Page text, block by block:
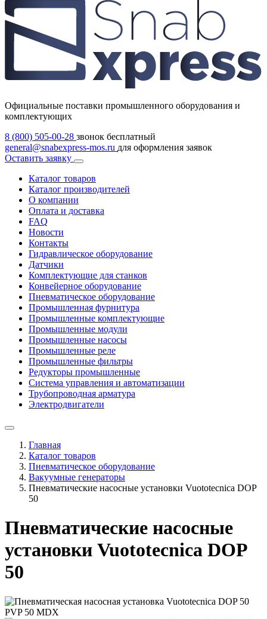
Официальные поставки промышленного оборудования и
комплектующих
8 (800) 505-00-28 звонок бесплатный
general@snabexpress-mos.ru для оформления заявок
Оставить заявку
Каталог товаров
Каталог производителей
О компании
Оплата и доставка
FAQ
Новости
Контакты
Гидравлическое оборудование
Датчики
Комплектующие для станков
Конвейерное оборудование
Пневматическое оборудование
Промышленная фурнитура
Промышленные комплектующие
Промышленные модули
Промышленные насосы
Промышленные реле
Промышленные фильтры
Редукторы промышленные
Система управления и автоматизации
Трубопроводная арматура
Электродвигатели
Главная
Каталог товаров
Пневматическое оборудование
Вакуумные генераторы
Пневматические насосные установки Vuototecnica DOP
50
Пневматические насосные
установки Vuototecnica DOP
50